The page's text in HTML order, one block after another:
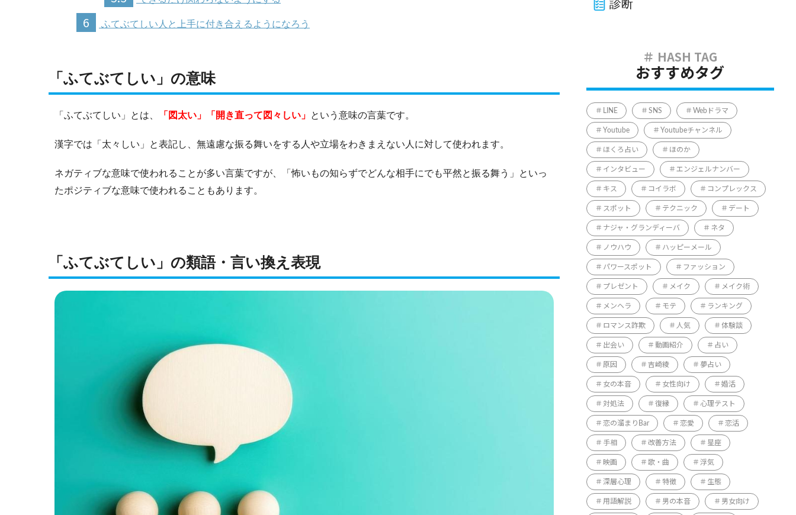
6 ふてぶてしい人と上手に付き合えるようになろう
「ふてぶてしい」の意味
「ふてぶてしい」とは、 「図太い」「開き直って図々しい」 という意味の言葉です。
漢字では「太々しい」と表記し、無遠慮な振る舞いをする人や立場をわきまえない人に対して使われます。
ネガティブな意味で使われることが多い言葉ですが、「怖いもの知らずでどんな相手にでも平然と振る舞う」といっ
たポジティブな意味で使われることもあります。
「ふてぶてしい」の類語・言い換え表現
診断
おすすめタグ
LINE SNS Webドラマ
Youtube Youtubeチャンネル
ほくろ占い ほのか
インタビュー エンジェルナンバー
キス コイラボ コンプレックス
スポット テクニック デート
ナジャ・グランディーバ ネタ
ノウハウ ハッピーメール
パワースポット ファッション
プレゼント メイク メイク術
メンヘラ モテ ランキング
ロマンス詐欺 人気 体験談
出会い 動画紹介 占い
原因 吉崎綾 夢占い
女の本音 女性向け 婚活
対処法 復縁 心理テスト
恋の溜まりBar 恋愛 恋活
手相 改善方法 星座
映画 歌・曲 浮気
深層心理 特徴 生態
用語解説 男の本音 男女向け